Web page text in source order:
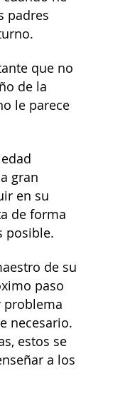
padres
que no
de la
le parece
gran
en su
de forma
posible.
de su
paso
problema
necesario.
estos se
a los